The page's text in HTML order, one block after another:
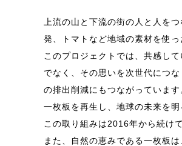
上流の山と下流の街の人と人を
発、トマトなど地域の素材を使
このプロジェクトでは、共感し
でなく、その思いを次世代につ
の排出削減にもつながっています
一枚板を再生し、地球の未来を
この取り組みは2016年から続け
また、自然の恵みである一枚板